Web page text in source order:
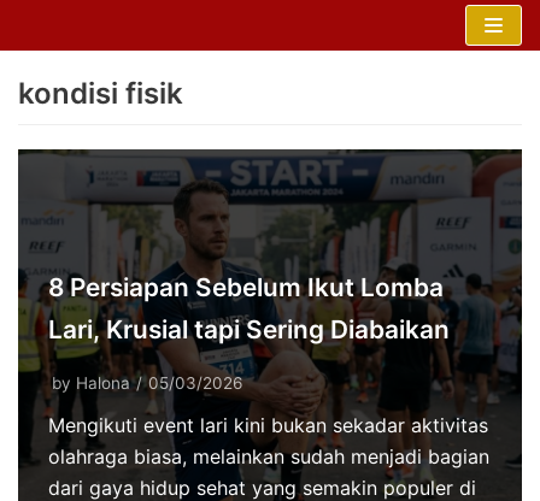
content
kondisi fisik
8 Persiapan Sebelum Ikut Lomba
Lari, Krusial tapi Sering Diabaikan
by Halona 05/03/2026
Mengikuti event lari kini bukan sekadar aktivitas
olahraga biasa, melainkan sudah menjadi bagian
dari gaya hidup sehat yang semakin populer di